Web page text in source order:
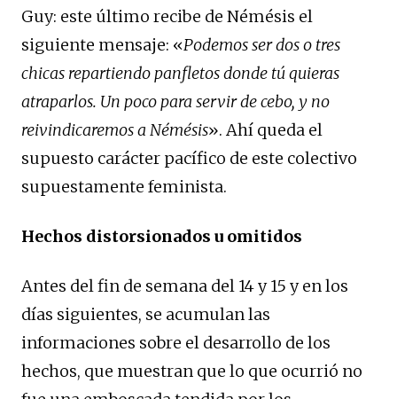
Guy: este último recibe de Némésis el
siguiente mensaje: «Podemos ser dos o tres
chicas repartiendo panfletos donde tú quieras
atraparlos. Un poco para servir de cebo, y no
reivindicaremos a Némésis». Ahí queda el
supuesto carácter pacífico de este colectivo
supuestamente feminista.
Hechos distorsionados u omitidos
Antes del fin de semana del 14 y 15 y en los
días siguientes, se acumulan las
informaciones sobre el desarrollo de los
hechos, que muestran que lo que ocurrió no